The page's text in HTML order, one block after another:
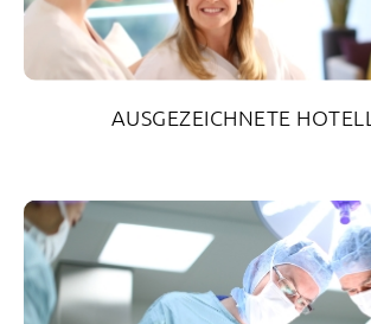
AUSGEZEICHNETE